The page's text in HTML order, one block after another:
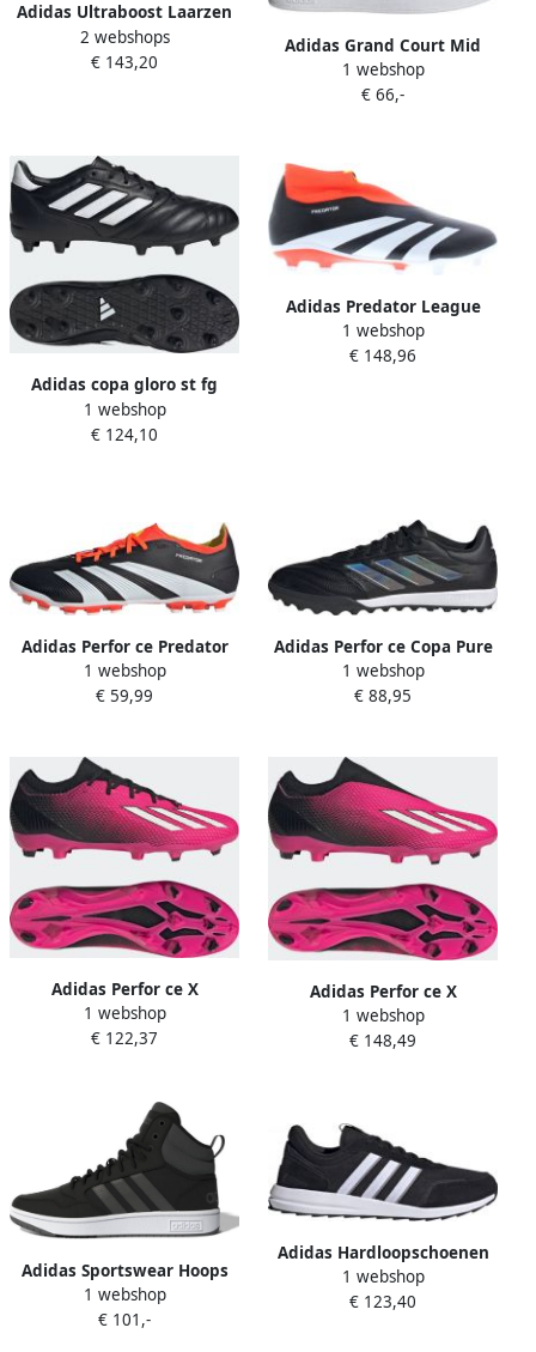
Adidas Ultraboost Laarzen
Dames Zwart 1 3 Mesh
Synthetisch
2 webshops
€ 143,20
Adidas Grand Court Mid
Schoenen Zwart 1 2 Jongen
1 webshop
€ 66,-
Adidas copa gloro st fg
Voetbal schoen firm ground
Black Black White
1 webshop
€ 124,10
Adidas Predator League
Laceless FG Core Black
Cloud White Solar Red- Core
1 webshop
€ 148,96
Adidas Perfor ce Predator
24 League Low Artificial
Grass Voetbalschoenen
1 webshop
€ 59,99
Adidas Perfor ce Copa Pure
II League Turf
Voetbalschoenen Unisex
1 webshop
€ 88,95
Adidas Perfor ce X
Speedportal.3 Firm Ground
Voetbalschoenen Unisex
1 webshop
€ 122,37
Adidas Perfor ce X
Speedportal.3 Veterloze
Firm Ground
1 webshop
€ 148,49
Adidas Sportswear Hoops
3.0 Mid Lifestyle Basketball
Classic Winterschoenen
1 webshop
€ 101,-
Adidas Hardloopschoenen
voor Volwassenen Retrorun
Zwart
1 webshop
€ 123,40